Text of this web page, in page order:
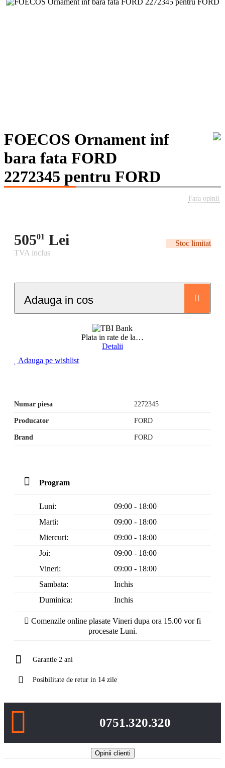
FOECOS Ornament inf
bara fata FORD
2272345 pentru FORD
Fara opinii
50501 Lei
Stoc limitat
TVA inclus
Adauga in cos
Plata in rate de la…
Detalii
Adauga pe wishlist
Numar piesa 2272345
Producator FORD
Brand FORD
Program
Luni:
09:00 - 18:00
Marti:
09:00 - 18:00
Miercuri:
09:00 - 18:00
Joi:
09:00 - 18:00
Vineri:
09:00 - 18:00
Sambata:
Inchis
Duminica:
Inchis
Comenzile online plasate Vineri dupa ora 15.00 vor fi
procesate Luni.
Garantie 2 ani
Posibilitate de retur in 14 zile
0751.320.320
Opinii clienti